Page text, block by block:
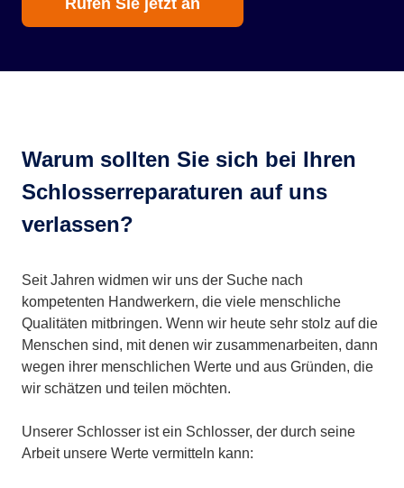
Rufen Sie jetzt an
Warum sollten Sie sich bei Ihren
Schlosserreparaturen auf uns
verlassen?
Seit Jahren widmen wir uns der Suche nach
kompetenten Handwerkern, die viele menschliche
Qualitäten mitbringen. Wenn wir heute sehr stolz auf die
Menschen sind, mit denen wir zusammenarbeiten, dann
wegen ihrer menschlichen Werte und aus Gründen, die
wir schätzen und teilen möchten.
Unserer Schlosser ist ein Schlosser, der durch seine
Arbeit unsere Werte vermitteln kann: